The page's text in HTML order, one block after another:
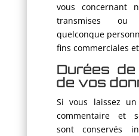
vous concernant
transmises ou
quelconque
fins commerciales
Durées
de vos
Si vous laissez
commentaire et
sont conservés